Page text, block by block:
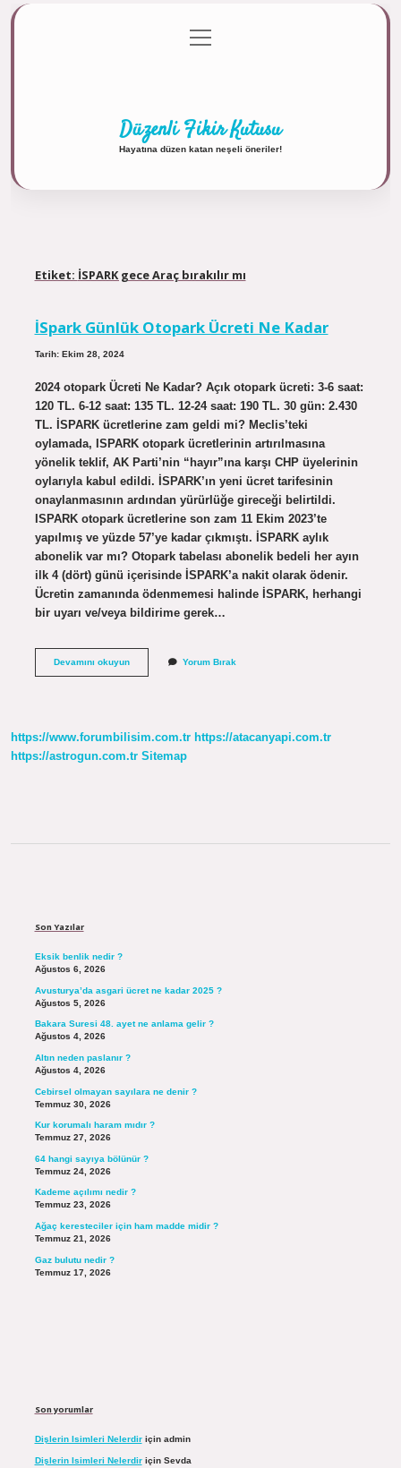
Gizlilik Politikası
menüyü
aç
Düzenli Fikir Kutusu
Hayatına düzen katan neşeli öneriler!
Etiket: İSPARK gece Araç bırakılır mı
İSpark Günlük Otopark Ücreti Ne Kadar
Tarih: Ekim 28, 2024
2024 otopark Ücreti Ne Kadar? Açık otopark ücreti: 3-6 saat:
120 TL. 6-12 saat: 135 TL. 12-24 saat: 190 TL. 30 gün: 2.430
TL. İSPARK ücretlerine zam geldi mi? Meclis’teki
oylamada, ISPARK otopark ücretlerinin artırılmasına
yönelik teklif, AK Parti’nin “hayır”ına karşı CHP üyelerinin
oylarıyla kabul edildi. İSPARK’ın yeni ücret tarifesinin
onaylanmasının ardından yürürlüğe gireceği belirtildi.
ISPARK otopark ücretlerine son zam 11 Ekim 2023’te
yapılmış ve yüzde 57’ye kadar çıkmıştı. İSPARK aylık
abonelik var mı? Otopark tabelası abonelik bedeli her ayın
ilk 4 (dört) günü içerisinde İSPARK’a nakit olarak ödenir.
Ücretin zamanında ödenmemesi halinde İSPARK, herhangi
bir uyarı ve/veya bildirime gerek…
Devamını okuyunİSpark
Yorum Bırak
https://www.forumbilisim.com.tr https://atacanyapi.com.tr
https://astrogun.com.tr Sitemap
Son Yazılar
Eksik benlik nedir ?
Ağustos 6, 2026
Avusturya’da asgari ücret ne kadar 2025 ?
Ağustos 5, 2026
Bakara Suresi 48. ayet ne anlama gelir ?
Ağustos 4, 2026
Altın neden paslanır ?
Ağustos 4, 2026
Cebirsel olmayan sayılara ne denir ?
Temmuz 30, 2026
Kur korumalı haram mıdır ?
Temmuz 27, 2026
64 hangi sayıya bölünür ?
Temmuz 24, 2026
Kademe açılımı nedir ?
Temmuz 23, 2026
Ağaç keresteciler için ham madde midir ?
Temmuz 21, 2026
Gaz bulutu nedir ?
Temmuz 17, 2026
Son yorumlar
Dişlerin Isimleri Nelerdiriçin admin
Dişlerin Isimleri Nelerdiriçin Sevda